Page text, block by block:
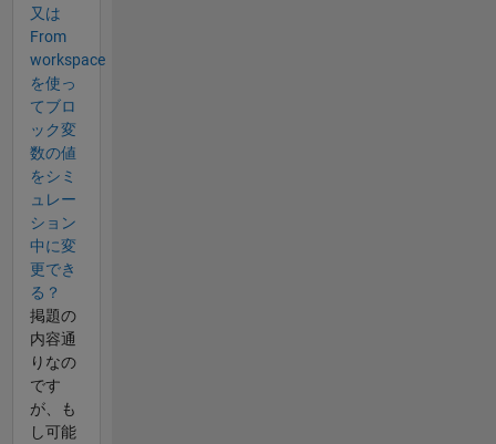
又は
From
workspace
を使っ
てブロ
ック変
数の値
をシミ
ュレー
ション
中に変
更でき
る？
掲題の
内容通
りなの
です
が、も
し可能